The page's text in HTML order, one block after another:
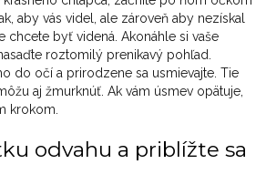
aby vás videl, ale zároveň aby ​​nezískal
chcete byť videná. Akonáhle si vaše
roztomilý prenikavý pohľad.
do očí a prirodzene sa usmievajte. Tie
aj žmurknúť. Ak vám úsmev opätuje,
krokom.
odvahu a priblížte sa